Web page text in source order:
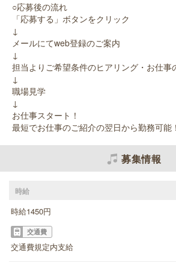
○応募後の流れ
「応募する」ボタンをクリック
↓
メールにてweb登録のご案内
↓
担当よりご希望条件のヒアリング・お仕事
↓
職場見学
↓
お仕事スタート！
最短でお仕事のご紹介の翌日から勤務可能！
募集情報
時給
時給1450円
交通費
交通費規定内支給